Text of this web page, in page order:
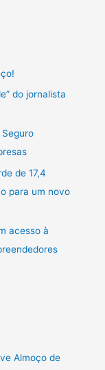
do jornalista
de 17,4
para um novo
acesso à
Almoço de